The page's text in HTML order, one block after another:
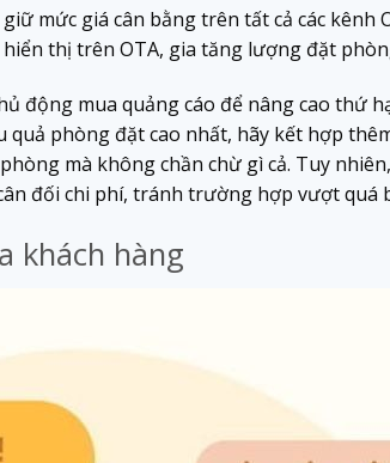
mức giá cân bằng trên tất cả các
thị trên OTA, gia tăng lượng đặt
động mua quảng cáo để nâng cao thứ
phòng đặt cao nhất, hãy kết hợp
mà không chần chừ gì cả. Tuy
đối chi phí, tránh trường hợp vượt
khách hàng